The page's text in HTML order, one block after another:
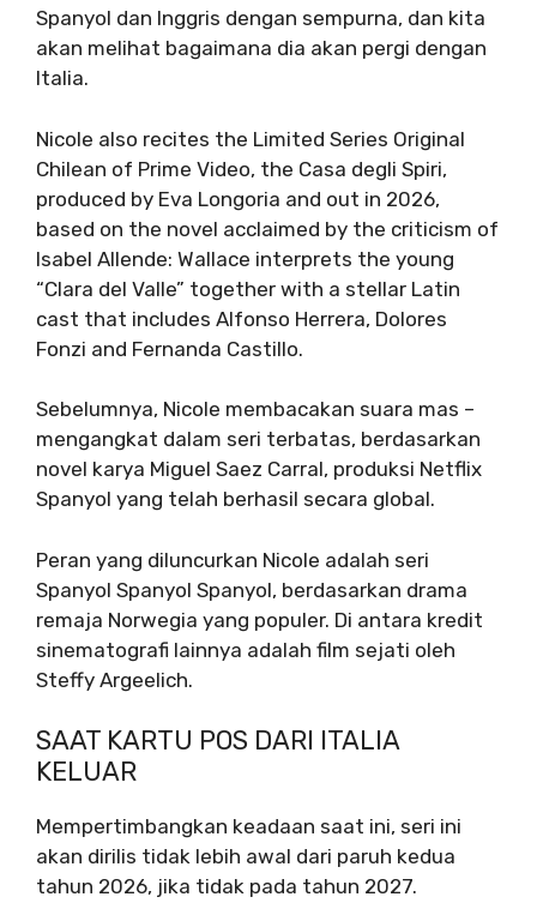
Spanyol dan Inggris dengan sempurna, dan kita
akan melihat bagaimana dia akan pergi dengan
Italia.
Nicole also recites the Limited Series Original
Chilean of Prime Video, the Casa degli Spiri,
produced by Eva Longoria and out in 2026,
based on the novel acclaimed by the criticism of
Isabel Allende: Wallace interprets the young
“Clara del Valle” together with a stellar Latin
cast that includes Alfonso Herrera, Dolores
Fonzi and Fernanda Castillo.
Sebelumnya, Nicole membacakan suara mas –
mengangkat dalam seri terbatas, berdasarkan
novel karya Miguel Saez Carral, produksi Netflix
Spanyol yang telah berhasil secara global.
Peran yang diluncurkan Nicole adalah seri
Spanyol Spanyol Spanyol, berdasarkan drama
remaja Norwegia yang populer. Di antara kredit
sinematografi lainnya adalah film sejati oleh
Steffy Argeelich.
SAAT KARTU POS DARI ITALIA
KELUAR
Mempertimbangkan keadaan saat ini, seri ini
akan dirilis tidak lebih awal dari paruh kedua
tahun 2026, jika tidak pada tahun 2027.